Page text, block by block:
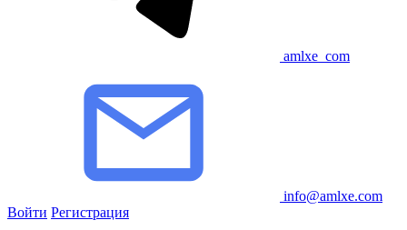
amlxe_com
info@amlxe.com
Войти Регистрация